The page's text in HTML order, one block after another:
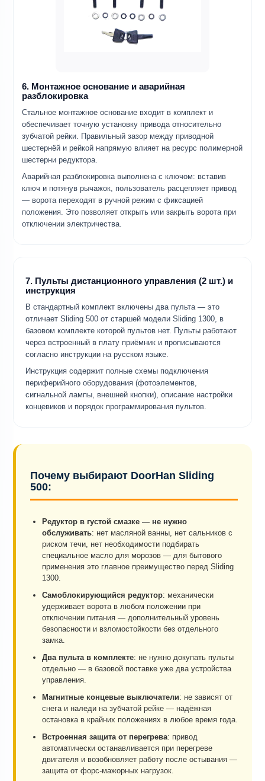
6. Монтажное основание и аварийная
разблокировка
Стальное монтажное основание входит в комплект и
обеспечивает точную установку привода относительно
зубчатой рейки. Правильный зазор между приводной
шестернёй и рейкой напрямую влияет на ресурс полимерной
шестерни редуктора.
Аварийная разблокировка выполнена с ключом: вставив
ключ и потянув рычажок, пользователь расцепляет привод
— ворота переходят в ручной режим с фиксацией
положения. Это позволяет открыть или закрыть ворота при
отключении электричества.
7. Пульты дистанционного управления (2 шт.) и
инструкция
В стандартный комплект включены два пульта — это
отличает Sliding 500 от старшей модели Sliding 1300, в
базовом комплекте которой пультов нет. Пульты работают
через встроенный в плату приёмник и прописываются
согласно инструкции на русском языке.
Инструкция содержит полные схемы подключения
периферийного оборудования (фотоэлементов,
сигнальной лампы, внешней кнопки), описание настройки
концевиков и порядок программирования пультов.
Почему выбирают DoorHan Sliding
500:
Редуктор в густой смазке — не нужно
обслуживать: нет масляной ванны, нет сальников с
риском течи, нет необходимости подбирать
специальное масло для морозов — для бытового
применения это главное преимущество перед Sliding
1300.
Самоблокирующийся редуктор: механически
удерживает ворота в любом положении при
отключении питания — дополнительный уровень
безопасности и взломостойкости без отдельного
замка.
Два пульта в комплекте: не нужно докупать пульты
отдельно — в базовой поставке уже два устройства
управления.
Магнитные концевые выключатели: не зависят от
снега и наледи на зубчатой рейке — надёжная
остановка в крайних положениях в любое время года.
Встроенная защита от перегрева: привод
автоматически останавливается при перегреве
двигателя и возобновляет работу после остывания —
защита от форс-мажорных нагрузок.